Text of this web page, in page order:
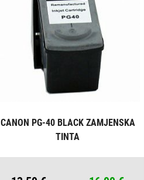
CANON PG-40 BLACK ZAMJENSKA
TINTA